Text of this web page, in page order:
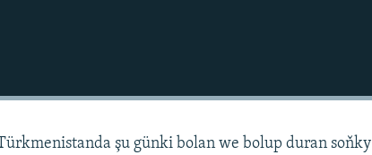
şu günki bolan we bolup duran soňky